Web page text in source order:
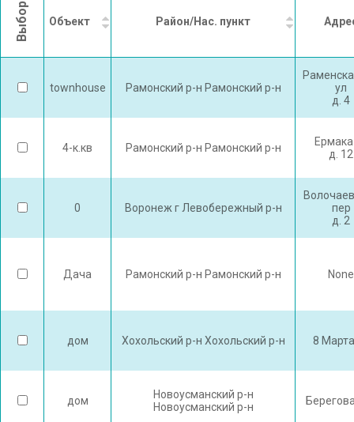
Выбор Объект Район/Нас. пункт
townhouse Рамонский р-н Рамонский р-н
ул
д. 4
4-к.кв Рамонский р-н Рамонский р-н
д. 12
0 Воронеж г Левобережный р-н
пер
д. 2
Дача Рамонский р-н Рамонский р-н None
дом Хохольский р-н Хохольский р-н 8
дом
Новоусманский р-н
Новоусманский р-н